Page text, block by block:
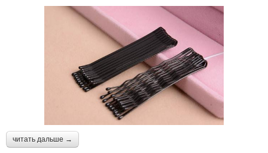
читать дальше →